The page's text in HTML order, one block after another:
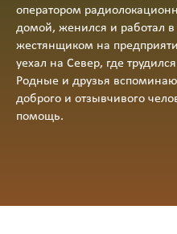
оператором
домой, женился и работал
жестянщиком на
уехал на Север, где
Родные и друзья
доброго и отзывчивого
помощь.